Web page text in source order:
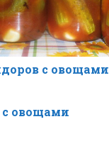
с овощами
овощами